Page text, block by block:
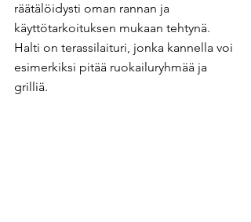
räätälöidysti oman rannan ja
käyttötarkoituksen mukaan tehtynä.
Halti on terassilaituri, jonka kannella voi
esimerkiksi pitää ruokailuryhmää ja
grilliä.